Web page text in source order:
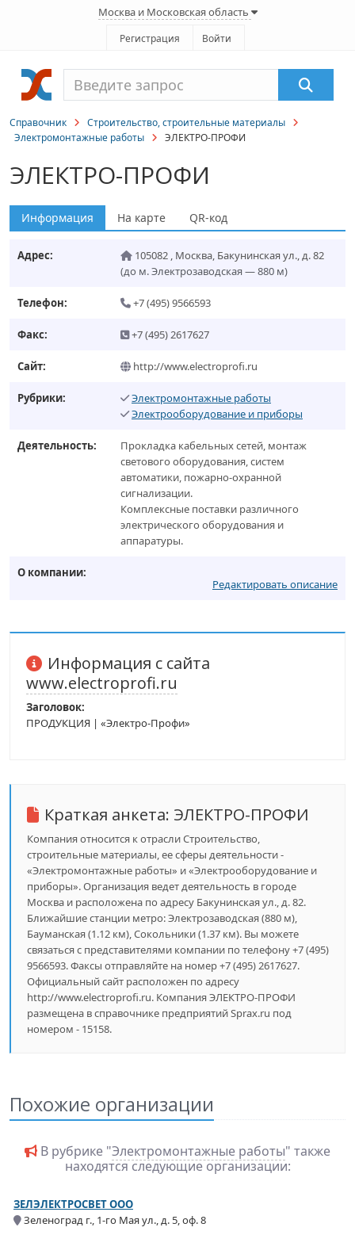
Москва и Московская область
Регистрация Войти
Справочник
Строительство, строительные материалы
Электромонтажные работы
ЭЛЕКТРО-ПРОФИ
ЭЛЕКТРО-ПРОФИ
Информация На карте QR-код
Адрес: 105082 , Москва, Бакунинская ул., д. 82
(до м. Электрозаводская — 880 м)
Телефон: +7 (495) 9566593
Факс: +7 (495) 2617627
Сайт: http://www.electroprofi.ru
Рубрики:
Электромонтажные работы
Электрооборудование и приборы
Деятельность:
Прокладка кабельных сетей, монтаж
светового оборудования, систем
автоматики, пожарно-охранной
сигнализации.
Комплексные поставки различного
электрического оборудования и
аппаратуры.
О компании:
Редактировать описание
Информация с сайта
www.electroprofi.ru
Заголовок:
ПРОДУКЦИЯ | «Электро-Профи»
Краткая анкета: ЭЛЕКТРО-ПРОФИ
Компания относится к отрасли Строительство,
строительные материалы, ее сферы деятельности -
«Электромонтажные работы» и «Электрооборудование и
приборы». Организация ведет деятельность в городе
Москва и расположена по адресу Бакунинская ул., д. 82.
Ближайшие станции метро: Электрозаводская (880 м),
Бауманская (1.12 км), Сокольники (1.37 км). Вы можете
связаться с представителями компании по телефону +7 (495)
9566593. Факсы отправляйте на номер +7 (495) 2617627.
Официальный сайт расположен по адресу
http://www.electroprofi.ru. Компания ЭЛЕКТРО-ПРОФИ
размещена в справочнике предприятий Sprax.ru под
номером - 15158.
Похожие организации
В рубрике "Электромонтажные работы" также
находятся следующие организации:
ЗЕЛЭЛЕКТРОСВЕТ ООО
Зеленоград г., 1-го Мая ул., д. 5, оф. 8